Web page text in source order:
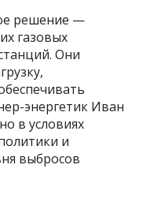
решение —
газовых
Они
энергетик Иван
в условиях
и
выбросов